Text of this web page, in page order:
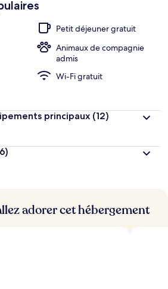
Petit déjeuner gratuit
Animaux de compagnie
admis
Wi-Fi gratuit
principaux (12)
adorer cet hébergement